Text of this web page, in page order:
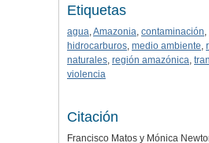
Etiquetas
agua,Amazonia, contaminación,
hidrocarburos, medio ambiente,
naturales, región amazónica,
violencia
Citación
Francisco Matos y Mónica